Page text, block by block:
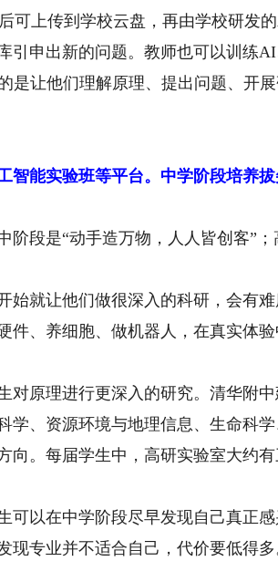
上传到学校云盘，再由学校研发
引申出新的问题。教师也可以训练AI
是让他们理解原理、提出问题、开
智能实验班等平台。中学阶段培养拔
段是“动手造万物，人人皆创客”；
就让他们做很深入的科研，会有难
件、养细胞、做机器人，在真实体验
原理进行更深入的研究。清华附中
学、资源环境与地理信息、生命科
向。每届学生中，高研实验室大约有
以在中学阶段尽早发现自己真正感
专业并不适合自己，代价要低得多